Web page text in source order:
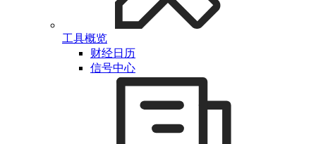
工具概览
财经日历
信号中心